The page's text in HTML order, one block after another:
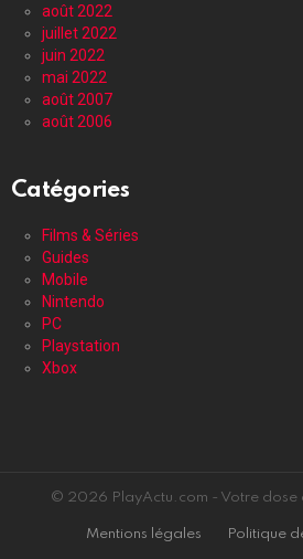
août 2022
juillet 2022
juin 2022
mai 2022
août 2007
août 2006
Catégories
Films & Séries
Guides
Mobile
Nintendo
PC
Playstation
Xbox
© 2026 PlayActu.com - Votre dose
Mentions légales Politique